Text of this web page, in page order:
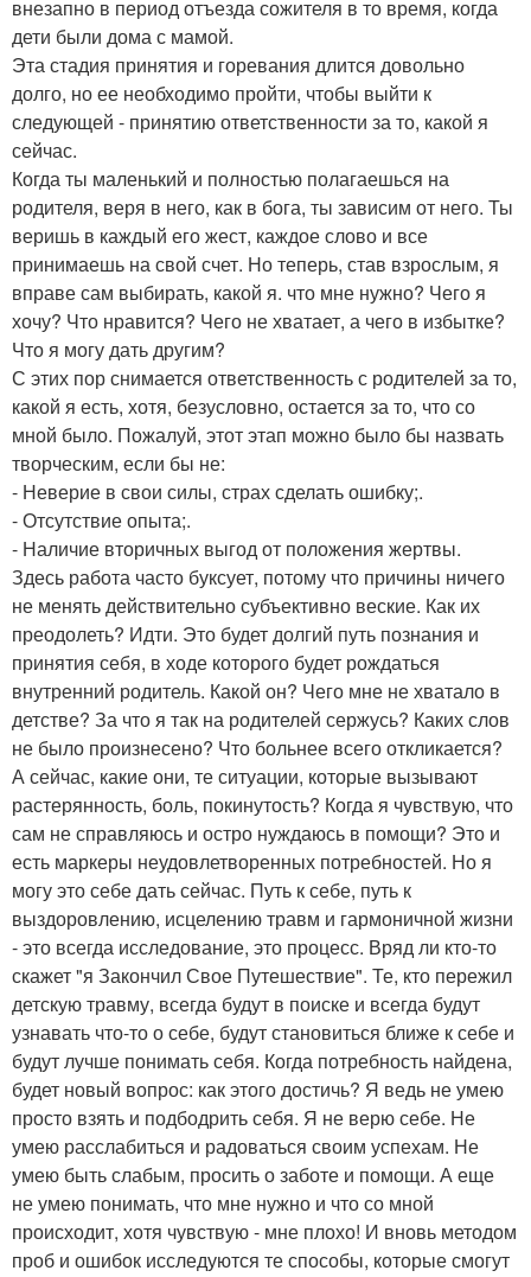
внезапно в период отъезда сожителя в то время, когда
дети были дома с мамой.
Эта стадия принятия и горевания длится довольно
долго, но ее необходимо пройти, чтобы выйти к
следующей - принятию ответственности за то, какой я
сейчас.
Когда ты маленький и полностью полагаешься на
родителя, веря в него, как в бога, ты зависим от него. Ты
веришь в каждый его жест, каждое слово и все
принимаешь на свой счет. Но теперь, став взрослым, я
вправе сам выбирать, какой я. что мне нужно? Чего я
хочу? Что нравится? Чего не хватает, а чего в избытке?
Что я могу дать другим?
С этих пор снимается ответственность с родителей за то,
какой я есть, хотя, безусловно, остается за то, что со
мной было. Пожалуй, этот этап можно было бы назвать
творческим, если бы не:
- Неверие в свои силы, страх сделать ошибку;.
- Отсутствие опыта;.
- Наличие вторичных выгод от положения жертвы.
Здесь работа часто буксует, потому что причины ничего
не менять действительно субъективно веские. Как их
преодолеть? Идти. Это будет долгий путь познания и
принятия себя, в ходе которого будет рождаться
внутренний родитель. Какой он? Чего мне не хватало в
детстве? За что я так на родителей сержусь? Каких слов
не было произнесено? Что больнее всего откликается?
А сейчас, какие они, те ситуации, которые вызывают
растерянность, боль, покинутость? Когда я чувствую, что
сам не справляюсь и остро нуждаюсь в помощи? Это и
есть маркеры неудовлетворенных потребностей. Но я
могу это себе дать сейчас. Путь к себе, путь к
выздоровлению, исцелению травм и гармоничной жизни
- это всегда исследование, это процесс. Вряд ли кто-то
скажет "я Закончил Свое Путешествие". Те, кто пережил
детскую травму, всегда будут в поиске и всегда будут
узнавать что-то о себе, будут становиться ближе к себе и
будут лучше понимать себя. Когда потребность найдена,
будет новый вопрос: как этого достичь? Я ведь не умею
просто взять и подбодрить себя. Я не верю себе. Не
умею расслабиться и радоваться своим успехам. Не
умею быть слабым, просить о заботе и помощи. А еще
не умею понимать, что мне нужно и что со мной
происходит, хотя чувствую - мне плохо! И вновь методом
проб и ошибок исследуются те способы, которые смогут